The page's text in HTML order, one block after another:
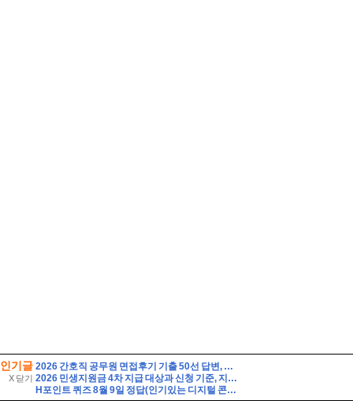
인기글
X 닫기
2026 간호직 공무원 면접후기 기출 50선 답변, 실제 면접 8인의 후기 - 해피썸
2026 민생지원금 4차 지급 대상과 신청 기준, 지금 확인해야 할 핵심 조건
H포인트 퀴즈 8월 9일 정답(인기있는 디지털 콘텐츠를 H.Point에서 즐겨보세요! 멜론, 밀리의서재, 티빙의 인기 구독서비스를 H.Point에서 결제하시면 포인트 추가적립 혜택도 드립니다! 이 신규 서